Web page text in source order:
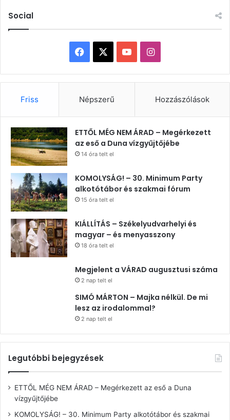
Social
Facebook YouTubeInstagram
Friss Népszerű Hozzászólások
ETTŐL MÉG NEM ÁRAD – Megérkezett
az eső a Duna vízgyűjtőjébe
14 óra telt el
KOMOLYSÁG! – 30. Minimum Party
alkotótábor és szakmai fórum
15 óra telt el
KIÁLLÍTÁS – Székelyudvarhelyi és
magyar – és menyasszony
18 óra telt el
Megjelent a VÁRAD augusztusi száma
2 nap telt el
SIMÓ MÁRTON – Majka nélkül. De mi
lesz az irodalommal?
2 nap telt el
Legutóbbi bejegyzések
ETTŐL MÉG NEM ÁRAD – Megérkezett az eső a Duna
vízgyűjtőjébe
KOMOLYSÁG! – 30. Minimum Party alkotótábor és szakmai